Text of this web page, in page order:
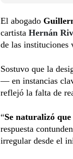
El abogado
cartista Hernán
de las instituciones
Sostuvo que la
— en instancias
reflejó la falta de
“Se naturalizó
respuesta
irregular desde el